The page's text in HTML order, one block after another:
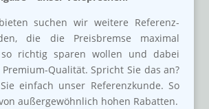
suchen wir weitere Referenz-
die die Preisbremse maximal
richtig sparen wollen und dabei
Qualität. Spricht Sie das an?
einfach unser Referenzkunde. So
außergewöhnlich hohen Rabatten.